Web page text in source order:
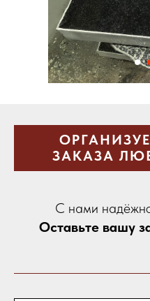
ЗАКАЗА
С нами
Оставьте вашу